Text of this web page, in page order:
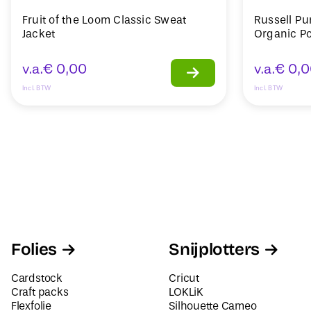
Fruit of the Loom Classic Sweat
Jacket
v.a.€ 0,00
Incl. BTW
Russell
Organic
v.a.€
Incl. BTW
Folies
Cardstock
Craft packs
Flexfolie
Snijplotters
Cricut
LOKLiK
Silhouette Cameo